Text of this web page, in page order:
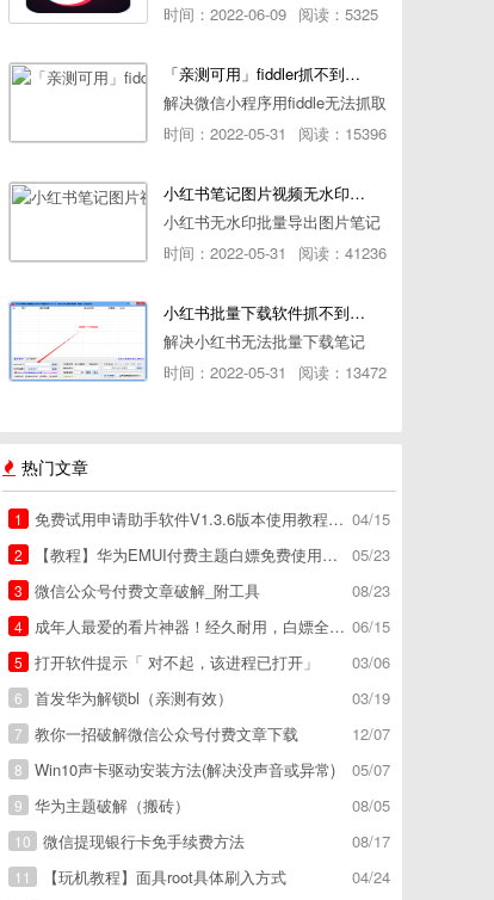
时间：2022-06-09 阅读：5325
「亲测可用」fiddler抓不到pc端微信小程序包解决方案
解决微信小程序用fiddle无法抓取
时间：2022-05-31
阅读：15396
小红书笔记图片视频无水印批量下载软件使用教程
小红书无水印批量导出图片笔记
时间：2022-05-31
阅读：41236
小红书批量下载软件抓不到authorId如何解决
解决小红书无法批量下载笔记
时间：2022-05-31
阅读：13472
热门文章
04/15
1
免费试用申请助手软件V1.3.6版本使用教程，免费领空调冰箱，附下载地址
05/23
2
【教程】华为EMUI付费主题白嫖免费使用方法。
08/23
3
微信公众号付费文章破解_附工具
06/15
4
成年人最爱的看片神器！经久耐用，白嫖全网资源
03/06
5
打开软件提示「 对不起，该进程已打开」
03/19
6
首发华为解锁bl（亲测有效）
12/07
7
教你一招破解微信公众号付费文章下载
05/07
8
Win10声卡驱动安装方法(解决没声音或异常)
08/05
9
华为主题破解（搬砖）
08/17
10
微信提现银行卡免手续费方法
04/24
11
【玩机教程】面具root具体刷入方式